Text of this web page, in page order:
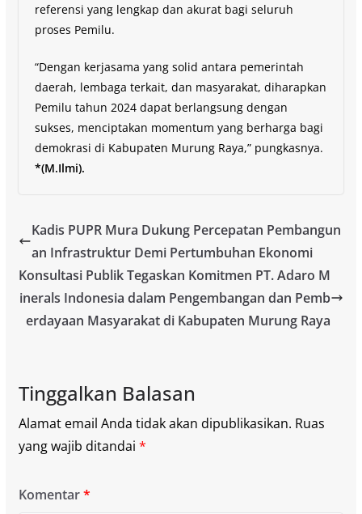
referensi yang lengkap dan akurat bagi seluruh
proses Pemilu.
“Dengan kerjasama yang solid antara pemerintah
daerah, lembaga terkait, dan masyarakat, diharapkan
Pemilu tahun 2024 dapat berlangsung dengan
sukses, menciptakan momentum yang berharga bagi
demokrasi di Kabupaten Murung Raya,” pungkasnya.
*(M.Ilmi).
Kadis PUPR Mura Dukung Percepatan Pembangun
an Infrastruktur Demi Pertumbuhan Ekonomi
Konsultasi Publik Tegaskan Komitmen PT. Adaro M
inerals Indonesia dalam Pengembangan dan Pemb
erdayaan Masyarakat di Kabupaten Murung Raya
Tinggalkan Balasan
Alamat email Anda tidak akan dipublikasikan. Ruas
yang wajib ditandai *
Komentar*